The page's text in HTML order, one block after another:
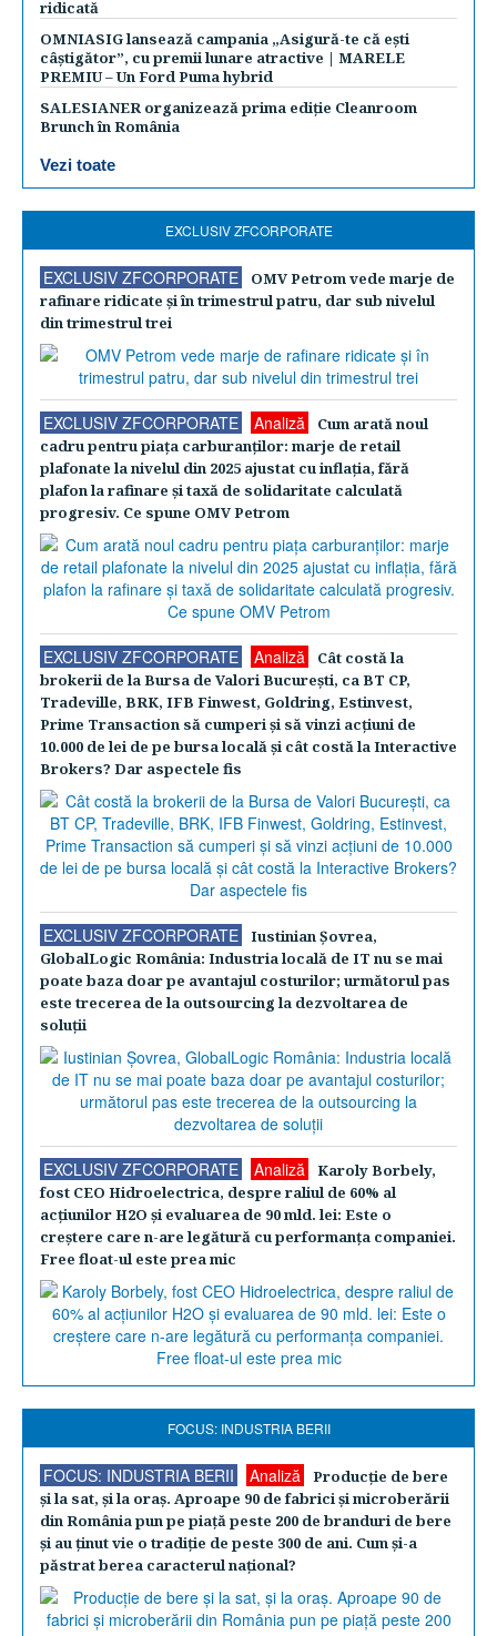
ridicată
OMNIASIG lansează campania „Asigură-te că ești
câștigător”, cu premii lunare atractive | MARELE
PREMIU – Un Ford Puma hybrid
SALESIANER organizează prima ediție Cleanroom
Brunch în România
Vezi toate
EXCLUSIV ZFCORPORATE
EXCLUSIV ZFCORPORATE
OMV Petrom vede marje de
rafinare ridicate şi în trimestrul patru, dar sub nivelul
din trimestrul trei
EXCLUSIV ZFCORPORATE Analiză
Cum arată noul
cadru pentru piaţa carburanţilor: marje de retail
plafonate la nivelul din 2025 ajustat cu inflaţia, fără
plafon la rafinare şi taxă de solidaritate calculată
progresiv. Ce spune OMV Petrom
EXCLUSIV ZFCORPORATE Analiză
Cât costă la
brokerii de la Bursa de Valori Bucureşti, ca BT CP,
Tradeville, BRK, IFB Finwest, Goldring, Estinvest,
Prime Transaction să cumperi şi să vinzi acţiuni de
10.000 de lei de pe bursa locală şi cât costă la Interactive
Brokers? Dar aspectele fis
EXCLUSIV ZFCORPORATE
Iustinian Şovrea,
GlobalLogic România: Industria locală de IT nu se mai
poate baza doar pe avantajul costurilor; următorul pas
este trecerea de la outsourcing la dezvoltarea de
soluţii
EXCLUSIV ZFCORPORATE Analiză
Karoly Borbely,
fost CEO Hidroelectrica, despre raliul de 60% al
acţiunilor H2O şi evaluarea de 90 mld. lei: Este o
creştere care n-are legătură cu performanţa companiei.
Free float-ul este prea mic
FOCUS: INDUSTRIA BERII
FOCUS: INDUSTRIA BERII Analiză
Producţie de bere
şi la sat, şi la oraş. Aproape 90 de fabrici şi microberării
din România pun pe piaţă peste 200 de branduri de bere
şi au ţinut vie o tradiţie de peste 300 de ani. Cum şi-a
păstrat berea caracterul naţional?